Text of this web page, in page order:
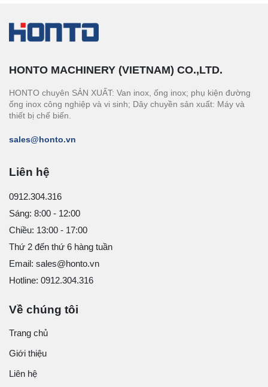
HONTO MACHINERY (VIETNAM) CO.,LTD.
HONTO chuyên SẢN XUẤT: Van inox, ống inox; phụ kiện đường
ống inox công nghiệp và vi sinh; Dây chuyền sản xuất: Máy và
thiết bị chế biến.
sales@honto.vn
Liên hệ
0912.304.316
Sáng: 8:00 - 12:00
Chiều: 13:00 - 17:00
Thứ 2 đến thứ 6 hàng tuần
Email: sales@honto.vn
Hotline: 0912.304.316
Về chúng tôi
Trang chủ
Giới thiệu
Liên hệ